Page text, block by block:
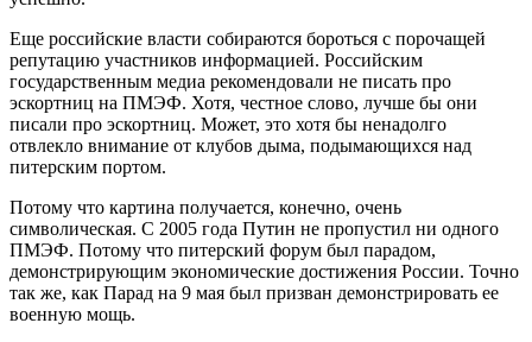
Еще российские власти собираются бороться с порочащей
репутацию участников информацией. Российским
государственным медиа рекомендовали не писать про
эскортниц на ПМЭФ. Хотя, честное слово, лучше бы они
писали про эскортниц. Может, это хотя бы ненадолго
отвлекло внимание от клубов дыма, подымающихся над
питерским портом.
Потому что картина получается, конечно, очень
символическая. С 2005 года Путин не пропустил ни одного
ПМЭФ. Потому что питерский форум был парадом,
демонстрирующим экономические достижения России. Точно
так же, как Парад на 9 мая был призван демонстрировать ее
военную мощь.